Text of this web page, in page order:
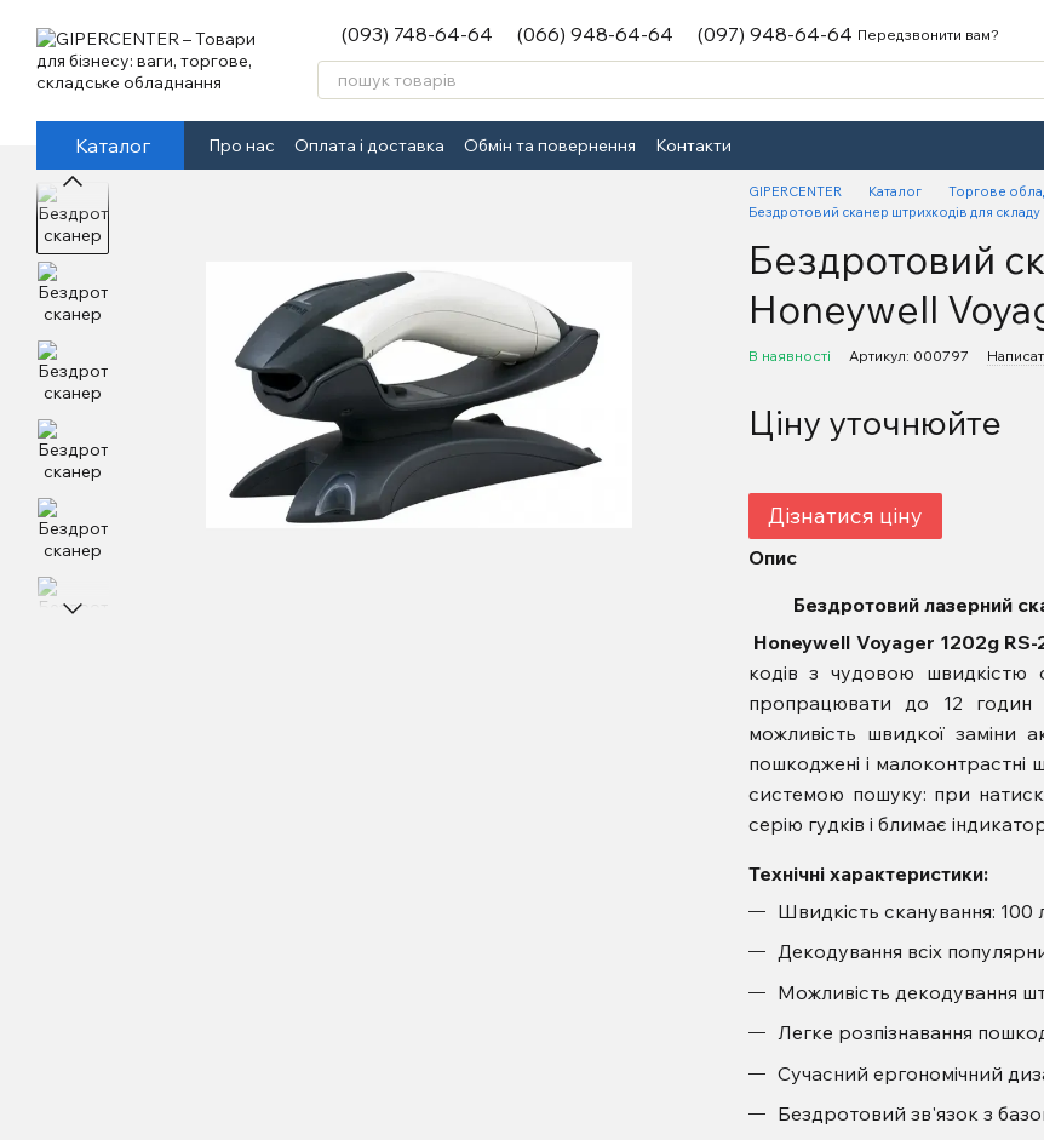
(093) 748-64-64 (066) 948-64-64 (097) 948-64-64 Передзвонити вам?
Каталог Про нас Оплата і доставка Обмін та повернення Контакти
GIPERCENTER Каталог Торгове
Бездротовий сканер штрихкодів для
Бездротовий
Honeywell
В наявності Артикул: 000797
Ціну уточнюйте
Дізнатися ціну
Опис
Бездротовий лазерний
Honeywell Voyager 1202g RS-
кодів з чудовою швидкістю
пропрацювати до 12 годин
можливість швидкої заміни
пошкоджені і малоконтрастні
системою пошуку: при
серію гудків і блимає
Технічні характеристики:
Швидкість сканування: 100
Декодування всіх
Можливість декодування
Легке розпізнавання
Сучасний ергономічний
Бездротовий зв'язок з